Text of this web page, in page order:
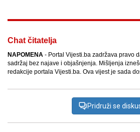
Chat čitatelja
NAPOMENA - Portal Vijesti.ba zadržava pravo
sadržaj bez najave i objašnjenja. Mišljenja
redakcije portala Vijesti.ba. Ova vijest je sada
Pridruži se